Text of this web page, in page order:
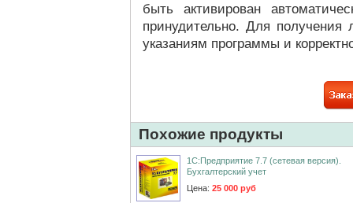
быть активирован
принудительно. Для получения
указаниям программы и
Похожие продукты
1С:Предприятие 7.7 (сетевая версия).
Бухгалтерский учет
Цена: 25 000 руб